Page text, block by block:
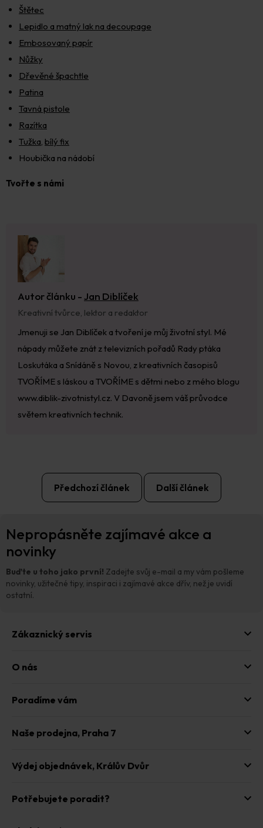
Štětec
Lepidlo a matný lak na decoupage
Embosovaný papír
Nůžky
Dřevěné špachtle
Patina
Tavná pistole
Razítka
Tužka, bílý fix
Houbička na nádobí
Tvořte s námi
Autor článku -Jan Diblíček
Kreativní tvůrce, lektor a redaktor
Jmenuji se Jan Diblíček a tvoření je můj životní styl. Mé
nápady můžete znát z televizních pořadů Rady ptáka
Loskutáka a Snídáně s Novou, z kreativních časopisů
TVOŘÍME s láskou a TVOŘÍME s dětmi nebo z mého blogu
www.diblik-zivotnistyl.cz. V Davoně jsem váš průvodce
světem kreativních technik.
Předchozí článek Další článek
Nepropásněte zajímavé akce a
novinky
Buďte u toho jako první! Zadejte svůj e-mail a my vám pošleme
novinky, užitečné tipy, inspiraci i zajímavé akce dřív, než je uvidí
ostatní.
Zákaznický servis
O nás
Poradíme vám
Naše prodejna, Praha 7
Výdej objednávek, Králův Dvůr
Potřebujete poradit?